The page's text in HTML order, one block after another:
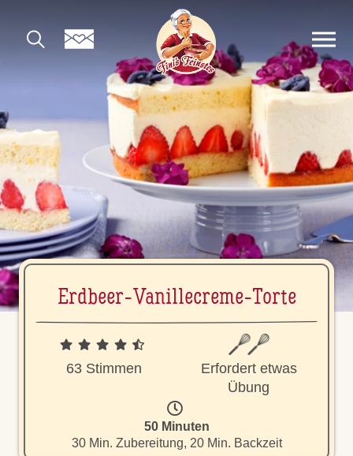
Erdbeer-Va­nille­creme-Torte
63 Stimmen
Erfordert etwas
Übung
50 Minuten
30 Min. Zubereitung, 20 Min. Backzeit